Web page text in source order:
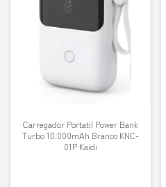
Carregador Portatil Power Bank
Turbo 10.000mAh Branco KNC-
01P Kaidi